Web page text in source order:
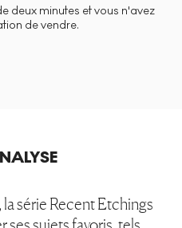
deux minutes et vous n'avez
de vendre.
série Recent Etchings